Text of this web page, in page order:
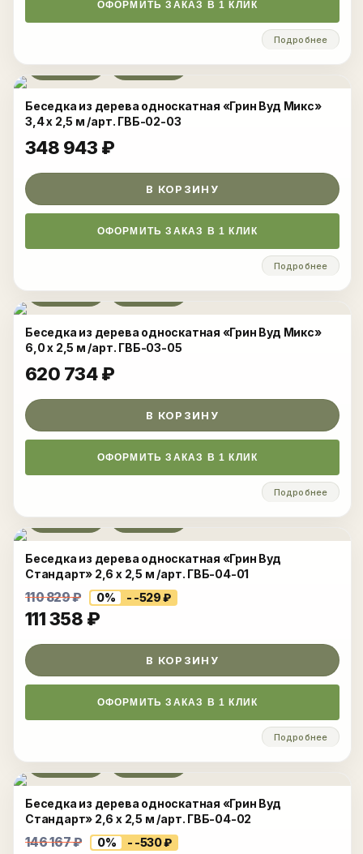
ОФОРМИТЬ ЗАКАЗ В 1 КЛИК
Подробнее
Развернуть
Беседка из дерева односкатная «Грин Вуд Микс»
3,4 x 2,5 м /арт. ГВБ-02-03
348 943 ₽
В КОРЗИНУ
ОФОРМИТЬ ЗАКАЗ В 1 КЛИК
Подробнее
Развернуть
Беседка из дерева односкатная «Грин Вуд Микс»
6,0 x 2,5 м /арт. ГВБ-03-05
620 734₽
В КОРЗИНУ
ОФОРМИТЬ ЗАКАЗ В 1 КЛИК
Подробнее
Развернуть
Беседка из дерева односкатная «Грин Вуд
Стандарт» 2,6 x 2,5 м /арт. ГВБ-04-01
110 829₽ 0% - -529₽
111 358 ₽
В КОРЗИНУ
ОФОРМИТЬ ЗАКАЗ В 1 КЛИК
Подробнее
Развернуть
Беседка из дерева односкатная «Грин Вуд
Стандарт» 2,6 x 2,5 м /арт. ГВБ-04-02
146 167₽ 0% - -530₽